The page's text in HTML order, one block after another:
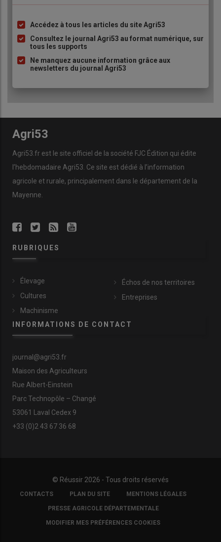
Liste
à
puce
Accédez à tous les articles du site Agri53
Consultez le journal Agri53 au format numérique, sur
tous les supports
Ne manquez aucune information grâce aux
newsletters du journal Agri53
Agri53
Agri53.fr est le site officiel de la société FJC Édition qui édite
l’hebdomadaire Agri53. Ce site est dédié à l’information
agricole et rurale, principalement dans le département de la
Mayenne.
RUBRIQUES
Élevage
Cultures
Machinisme
Échos de nos territoires
Entreprises
INFORMATIONS DE CONTACT
journal@agri53.fr
Maison des Agriculteurs
Rue Albert-Einstein
Parc Technopôle – Changé
53061 Laval Cedex 9
+33 (0)2 43 67 36 68
© Réussir 2026 - Tous droits réservés
FOOTER
COPYRIGHT
CONTACTS PLAN DU SITE MENTIONS LÉGALES
PRESSE AGRICOLE DÉPARTEMENTALE
MODIFIER MES PRÉFÉRENCES COOKIES